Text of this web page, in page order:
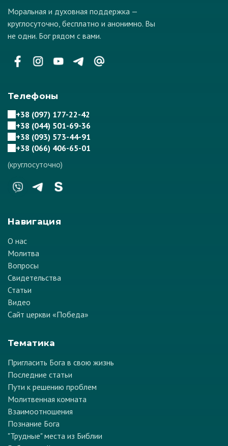
Моральная и духовная поддержка —
круглосуточно, бесплатно и анонимно. Вы
не одни. Бог рядом с вами.
Телефоны
+38 (097) 177-22-42
+38 (044) 501-69-36
+38 (093) 573-44-91
+38 (066) 406-65-01
(круглосуточно)
Навигация
О нас
Молитва
Вопросы
Свидетельства
Статьи
Видео
Сайт церкви «Победа»
Тематика
Пригласить Бога в свою жизнь
Последние статьи
Пути к решению проблем
Молитвенная комната
Взаимоотношения
Познание Бога
"Трудные" места из Библии